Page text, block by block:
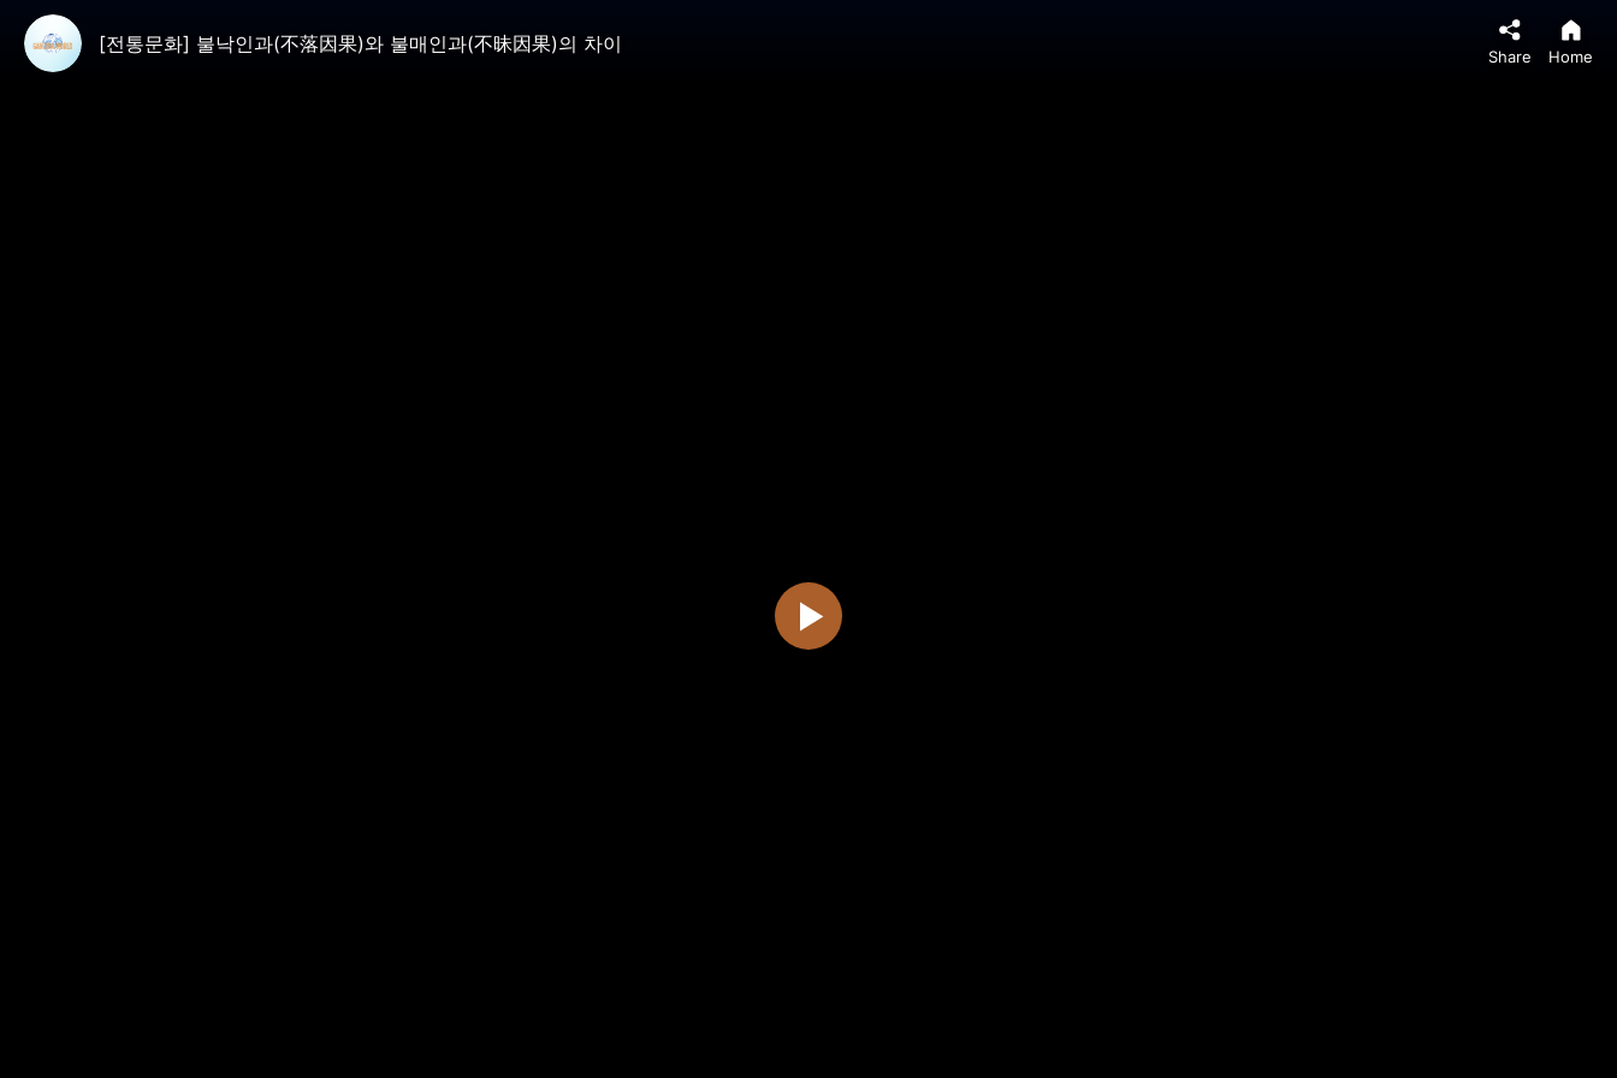
[전통문화] 불낙인과(不落因果)와 불매인과(不昧因果)의 차이
Share Home